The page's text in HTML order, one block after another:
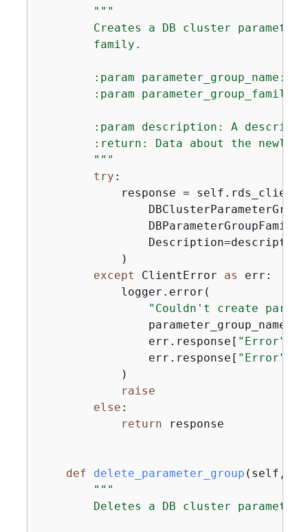
"""
Creates a DB cluster
        family.
:param parameter_group_name:
:param
:param description: A
:return: Data about the newly
        """
try :
response =
            )
except ClientError as err:
            logger.error(
"Couldn't create
                parameter_group_name,
                err.response[
"Error"
                err.response[
"Error"
            )
raise
else :
return response
def delete_parameter_group ( self,
"""
Deletes a DB cluster parameter